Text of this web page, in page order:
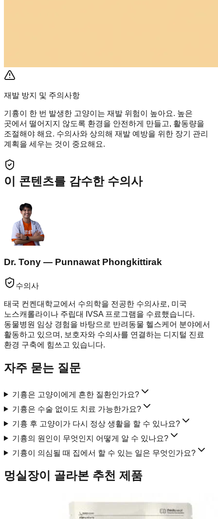
재발 방지 및 주의사항
기흉이 한 번 발생한 고양이는 재발 위험이 높아요. 높은
곳에서 떨어지지 않도록 환경을 안전하게 만들고, 활동량을
조절해야 해요. 수의사와 상의해 재발 예방을 위한 장기 관리
계획을 세우는 것이 중요해요.
이 콘텐츠를 감수한 수의사
Dr. Tony — Punnawat Phongkittirak
수의사
태국 컨켄대학교에서 수의학을 전공한 수의사로, 미국
노스캐롤라이나 주립대 IVSA 프로그램을 수료했습니다.
동물병원 임상 경험을 바탕으로 반려동물 헬스케어 분야에서
활동하고 있으며, 보호자와 수의사를 연결하는 디지털 진료
환경 구축에 힘쓰고 있습니다.
자주 묻는 질문
기흉은 고양이에게 흔한 질환인가요?
기흉은 수술 없이도 치료 가능한가요?
기흉 후 고양이가 다시 정상 생활을 할 수 있나요?
기흉의 원인이 무엇인지 어떻게 알 수 있나요?
기흉이 의심될 때 집에서 할 수 있는 일은 무엇인가요?
멍실장이 골라본 추천 제품